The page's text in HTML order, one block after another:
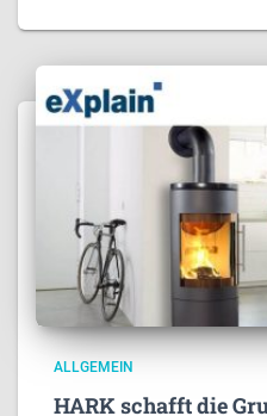
ALLGEMEIN
HARK schafft die